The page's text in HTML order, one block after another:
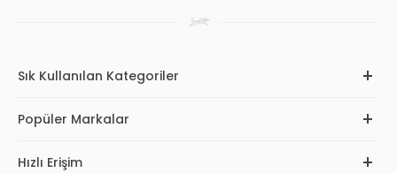
Sık Kullanılan Kategoriler
Popüler Markalar
Hızlı Erişim